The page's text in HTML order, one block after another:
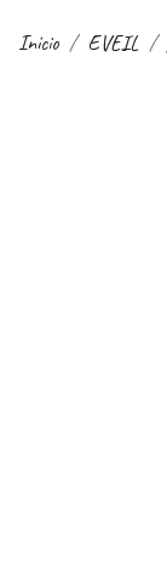
Inicio EVEIL